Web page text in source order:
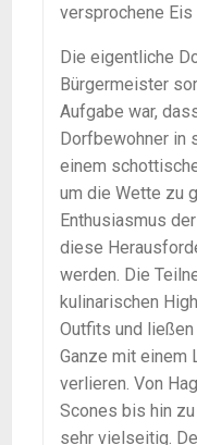
versprochene Eis
Die eigentliche
Bürgermeister
Aufgabe war,
Dorfbewohner in
einem
um die Wette zu
Enthusiasmus
diese
werden. Die
kulinarischen
Outfits und
Ganze mit einem
verlieren. Von
Scones bis hin
sehr vielseitig.